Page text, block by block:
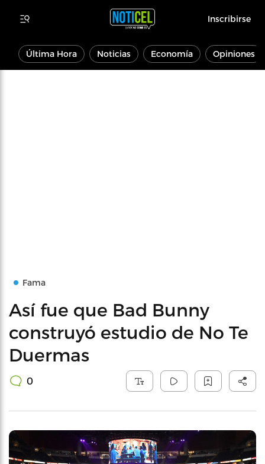
Inscribirse
Última Hora Noticias Economía Opiniones
Fama
Así fue que Bad Bunny
construyó estudio de No Te
Duermas
0